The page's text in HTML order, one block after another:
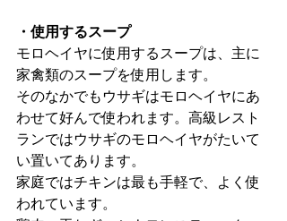
・使用するスープ
モロヘイヤに使用するスープは、主に
家禽類のスープを使用します。
そのなかでもウサギはモロヘイヤにあ
わせて好んで使われます。高級レスト
ランではウサギのモロヘイヤがたいて
い置いてあります。
家庭ではチキンは最も手軽で、よく使
われています。